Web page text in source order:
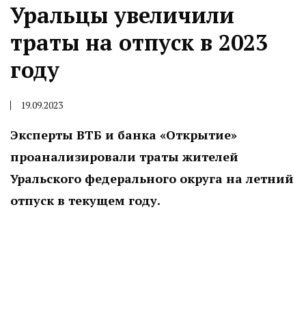
Уральцы увеличили
траты на отпуск в 2023
году
19.09.2023
Эксперты ВТБ и банка «Открытие»
проанализировали траты жителей
Уральского федерального округа на летний
отпуск в текущем году.